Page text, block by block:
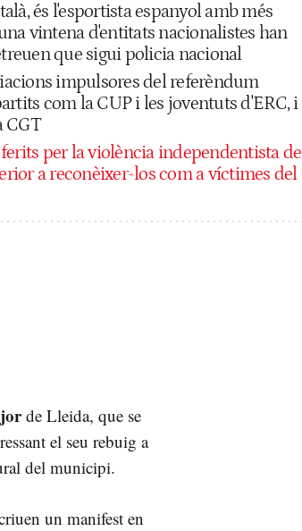
és l'esportista espanyol amb més
vintena d'entitats nacionalistes han
que sigui policia nacional
impulsores del referèndum
com la CUP i les joventuts d'ERC, i
CGT
per la violència independentista de
a reconèixer-los com a víctimes del
de Lleida, que se
el seu rebuig a
del municipi.
un manifest en